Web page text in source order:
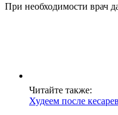
При необходимости врач
Читайте также:
Худеем после